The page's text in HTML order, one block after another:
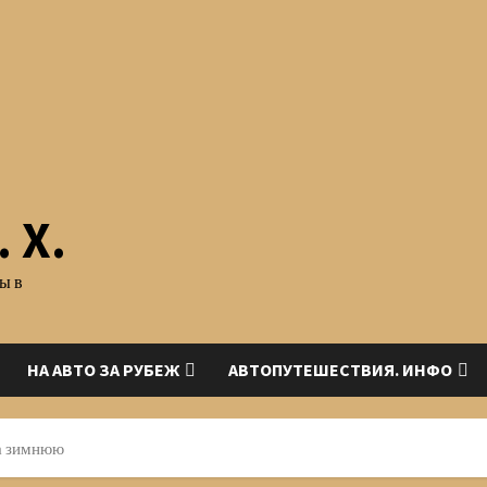
Х.
в
НА АВТО ЗА РУБЕЖ АВТОПУТЕШЕСТВИЯ. ИНФО
зимнюю